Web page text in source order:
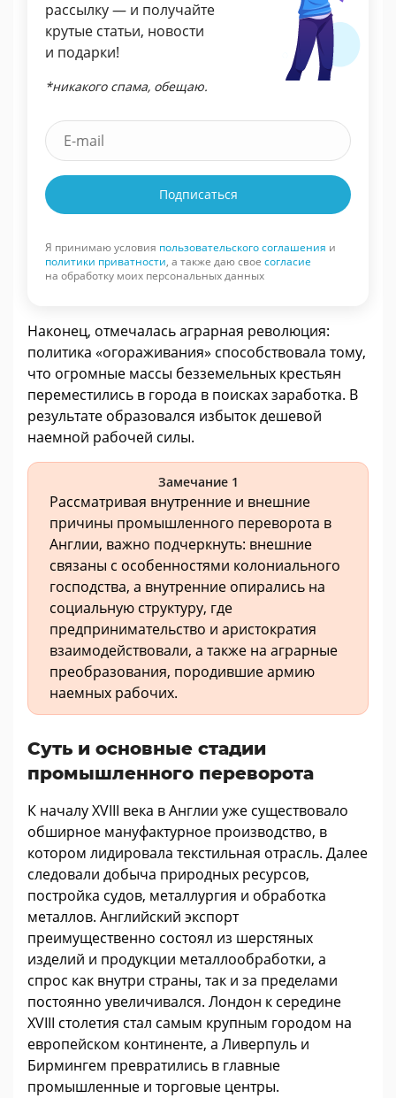
рассылку — и получайте
крутые статьи, новости
и подарки!
*никакого спама, обещаю.
Подписаться
Я принимаю условия пользовательского соглашения и
политики приватности, а также даю свое согласие
на обработку моих персональных данных
Наконец, отмечалась аграрная революция:
политика «огораживания» способствовала тому,
что огромные массы безземельных крестьян
переместились в города в поисках заработка. В
результате образовался избыток дешевой
наемной рабочей силы.
Замечание 1
Рассматривая внутренние и внешние
причины промышленного переворота в
Англии, важно подчеркнуть: внешние
связаны с особенностями колониального
господства, а внутренние опирались на
социальную структуру, где
предпринимательство и аристократия
взаимодействовали, а также на аграрные
преобразования, породившие армию
наемных рабочих.
Суть и основные стадии
промышленного переворота
К началу XVIII века в Англии уже существовало
обширное мануфактурное производство, в
котором лидировала текстильная отрасль. Далее
следовали добыча природных ресурсов,
постройка судов, металлургия и обработка
металлов. Английский экспорт
преимущественно состоял из шерстяных
изделий и продукции металлообработки, а
спрос как внутри страны, так и за пределами
постоянно увеличивался. Лондон к середине
XVIII столетия стал самым крупным городом на
европейском континенте, а Ливерпуль и
Бирмингем превратились в главные
промышленные и торговые центры.